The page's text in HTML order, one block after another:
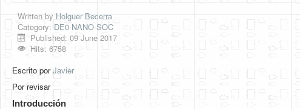
Written byHolguer Becerra
Category: DE0-NANO-SOC
Published: 09 June 2017
Hits: 6758
Escrito porJavier
Por revisar
Introducción